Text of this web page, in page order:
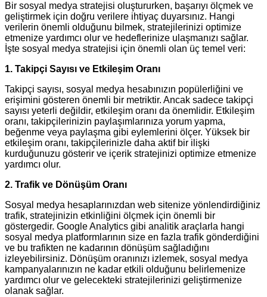
Bir sosyal medya stratejisi oluştururken, başarıyı ölçmek ve
geliştirmek için doğru verilere ihtiyaç duyarsınız. Hangi
verilerin önemli olduğunu bilmek, stratejilerinizi optimize
etmenize yardımcı olur ve hedeflerinize ulaşmanızı sağlar.
İşte sosyal medya stratejisi için önemli olan üç temel veri:
1. Takipçi Sayısı ve Etkileşim Oranı
Takipçi sayısı, sosyal medya hesabınızın popülerliğini ve
erişimini gösteren önemli bir metriktir. Ancak sadece takipçi
sayısı yeterli değildir, etkileşim oranı da önemlidir. Etkileşim
oranı, takipçilerinizin paylaşımlarınıza yorum yapma,
beğenme veya paylaşma gibi eylemlerini ölçer. Yüksek bir
etkileşim oranı, takipçilerinizle daha aktif bir ilişki
kurduğunuzu gösterir ve içerik stratejinizi optimize etmenize
yardımcı olur.
2. Trafik ve Dönüşüm Oranı
Sosyal medya hesaplarınızdan web sitenize yönlendirdiğiniz
trafik, stratejinizin etkinliğini ölçmek için önemli bir
göstergedir. Google Analytics gibi analitik araçlarla hangi
sosyal medya platformlarının size en fazla trafik gönderdiğini
ve bu trafikten ne kadarının dönüşüm sağladığını
izleyebilirsiniz. Dönüşüm oranınızı izlemek, sosyal medya
kampanyalarınızın ne kadar etkili olduğunu belirlemenize
yardımcı olur ve gelecekteki stratejilerinizi geliştirmenize
olanak sağlar.